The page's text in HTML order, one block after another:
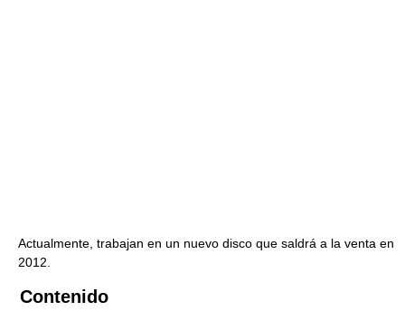
Actualmente, trabajan en un nuevo disco que saldrá a la venta en
2012.
Contenido